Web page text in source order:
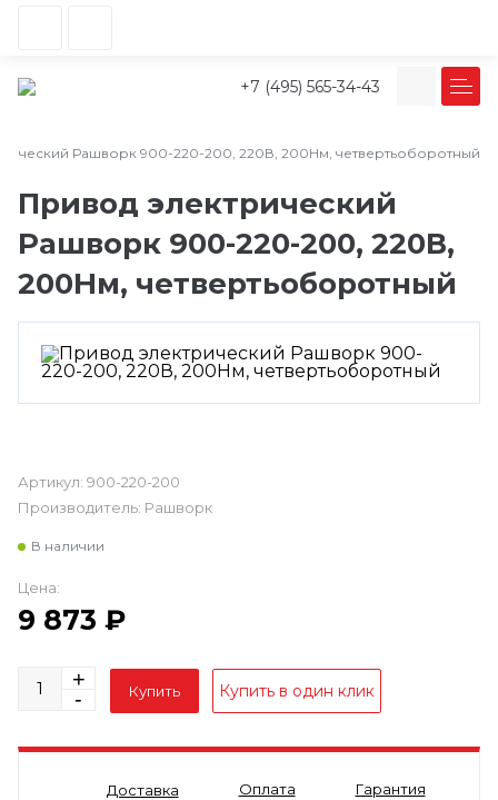
+7 (495) 565-34-43
Рашворк 900-220-200, 220В, 200Нм, четвертьоборотный
Привод электрический
Рашворк 900-220-200, 220В,
200Нм, четвертьоборотный
Артикул: 900-220-200
Производитель: Рашворк
В наличии
Цена:
9 873 ₽
Доставка Оплата Гарантия